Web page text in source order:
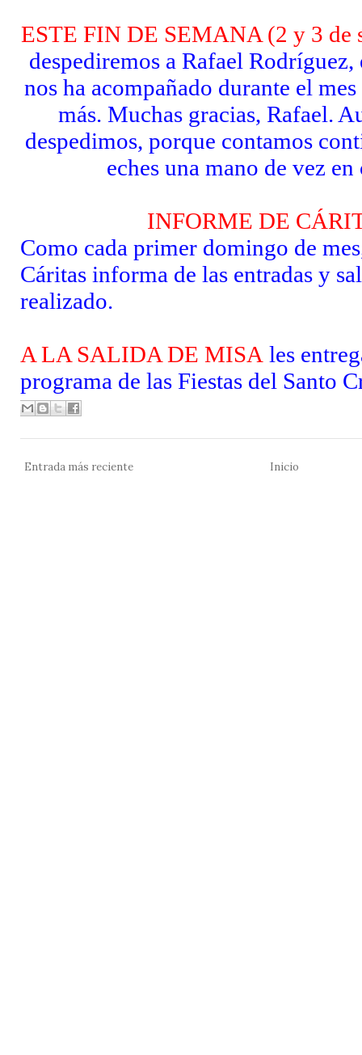
ESTE FIN DE SEMANA (2 y 3 de
despediremos a Rafael Rodríguez,
nos ha acompañado durante el
más. Muchas gracias, Rafael.
despedimos, porque contamos
eches una mano de vez en
INFORME DE
Como cada primer domingo de
Cáritas informa de las entradas y
realizado.
A LA SALIDA DE MISA les
programa de las Fiestas del Santo
Entrada más reciente Inicio